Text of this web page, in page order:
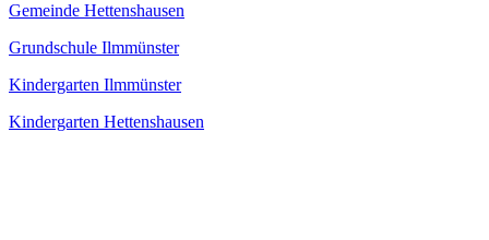
Gemeinde Hettenshausen
Grundschule Ilmmünster
Kindergarten Ilmmünster
Kindergarten Hettenshausen